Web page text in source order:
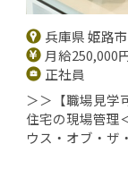
兵庫県 姫路
月給250,000
正社員
＞＞【職場見
住宅の現場管理
ウス・オブ・ザ